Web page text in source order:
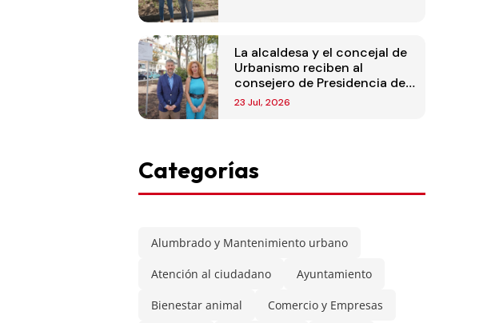
La alcaldesa y el concejal de
Urbanismo reciben al
consejero de Presidencia de
la Comunidad de Madrid
23 Jul, 2026
Categorías
Alumbrado y Mantenimiento urbano
Atención al ciudadano Ayuntamiento
Bienestar animal Comercio y Empresas